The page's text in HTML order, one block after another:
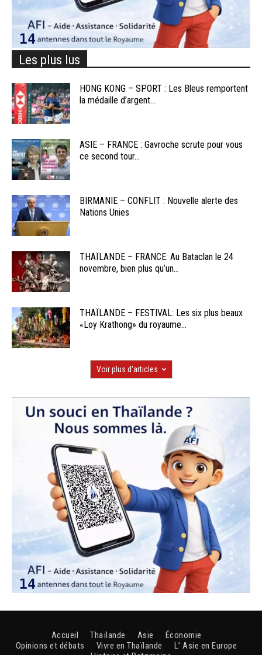
Les plus lus
HONG KONG – SPORT : Les Bleus remportent
la médaille d’argent...
ASIE – FRANCE : Gavroche scrute pour vous
ce second tour...
BIRMANIE – CONFLIT : Nouvelle alerte des
Nations Unies
THAÏLANDE – FRANCE: Au Bataclan le 24
novembre, bien plus qu’un...
THAÏLANDE – FESTIVAL: Les six plus beaux
«Loy Krathong» du royaume...
Voir plus d'articles
Accueil Thaïlande Asie
Économie
Opinions et débats
Vivre en Thaïlande
L’ Asie en Europe